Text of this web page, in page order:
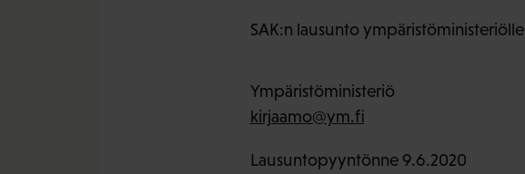
SAK:n lausunto ympäristöministeriölle
Ympäristöministeriö
kirjaamo@ym.fi
Lausuntopyyntönne 9.6.2020